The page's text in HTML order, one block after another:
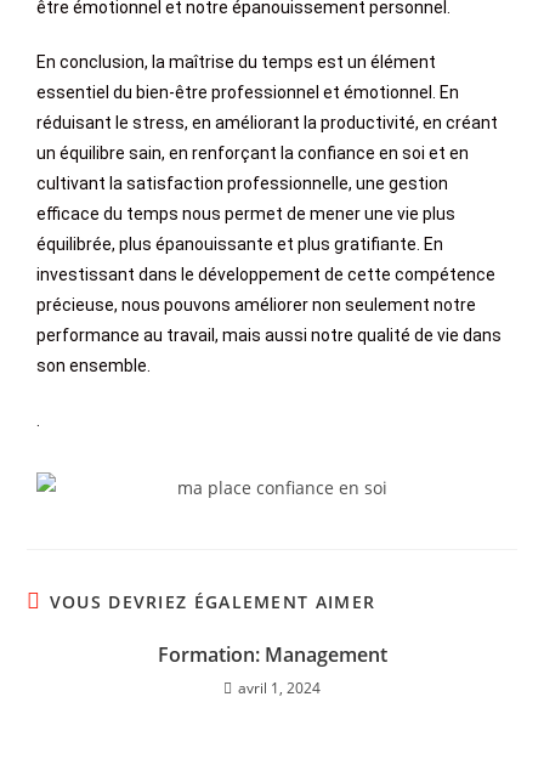
être émotionnel et notre épanouissement personnel.
En conclusion, la maîtrise du temps est un élément
essentiel du bien-être professionnel et émotionnel. En
réduisant le stress, en améliorant la productivité, en créant
un équilibre sain, en renforçant la confiance en soi et en
cultivant la satisfaction professionnelle, une gestion
efficace du temps nous permet de mener une vie plus
équilibrée, plus épanouissante et plus gratifiante. En
investissant dans le développement de cette compétence
précieuse, nous pouvons améliorer non seulement notre
performance au travail, mais aussi notre qualité de vie dans
son ensemble.
VOUS DEVRIEZ ÉGALEMENT AIMER
Formation: Management
avril 1, 2024